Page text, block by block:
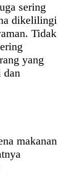
sering
dikelilingi
Tidak
yang
dan
makanan